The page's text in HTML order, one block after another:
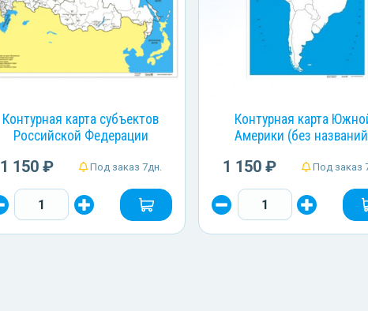
Контурная карта субъектов
Российской Федерации
1 150 ₽ Под заказ 7дн.
Контурная карта
Америки (без
1 150 ₽ Под заказ